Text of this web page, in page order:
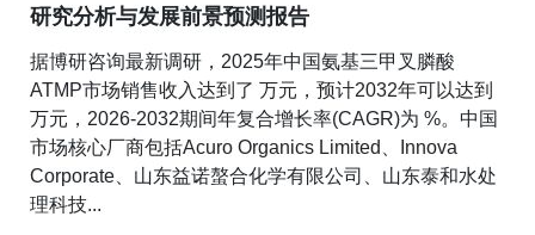
研究分析与发展前景预测报告
据博研咨询最新调研，2025年中国氨基三甲叉膦酸
ATMP市场销售收入达到了 万元，预计2032年可以达到
万元，2026-2032期间年复合增长率(CAGR)为 %。中国
市场核心厂商包括Acuro Organics Limited、Innova
Corporate、山东益诺螯合化学有限公司、山东泰和水处
理科技...